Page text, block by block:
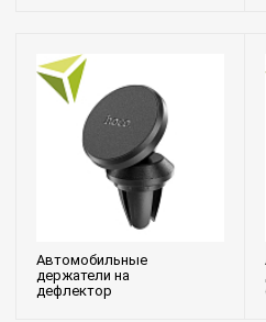
Автомобильные
держатели на
дефлектор